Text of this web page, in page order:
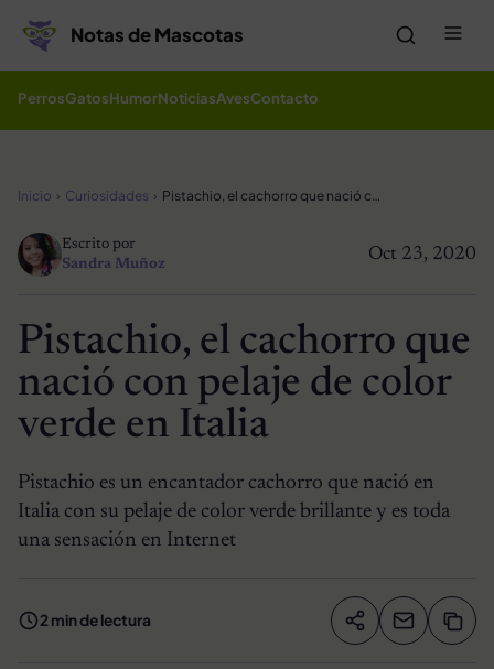
Notas de Mascotas
PerrosGatosHumorNoticiasAvesContacto
Inicio Curiosidades Pistachio, el cachorro que nació con pelaje de color verde en Italia
Oct 23, 2020
Escrito por
Sandra Muñoz
Pistachio, el cachorro que
nació con pelaje de color
verde en Italia
Pistachio es un encantador cachorro que nació en
Italia con su pelaje de color verde brillante y es toda
una sensación en Internet
2 min de lectura Compartir